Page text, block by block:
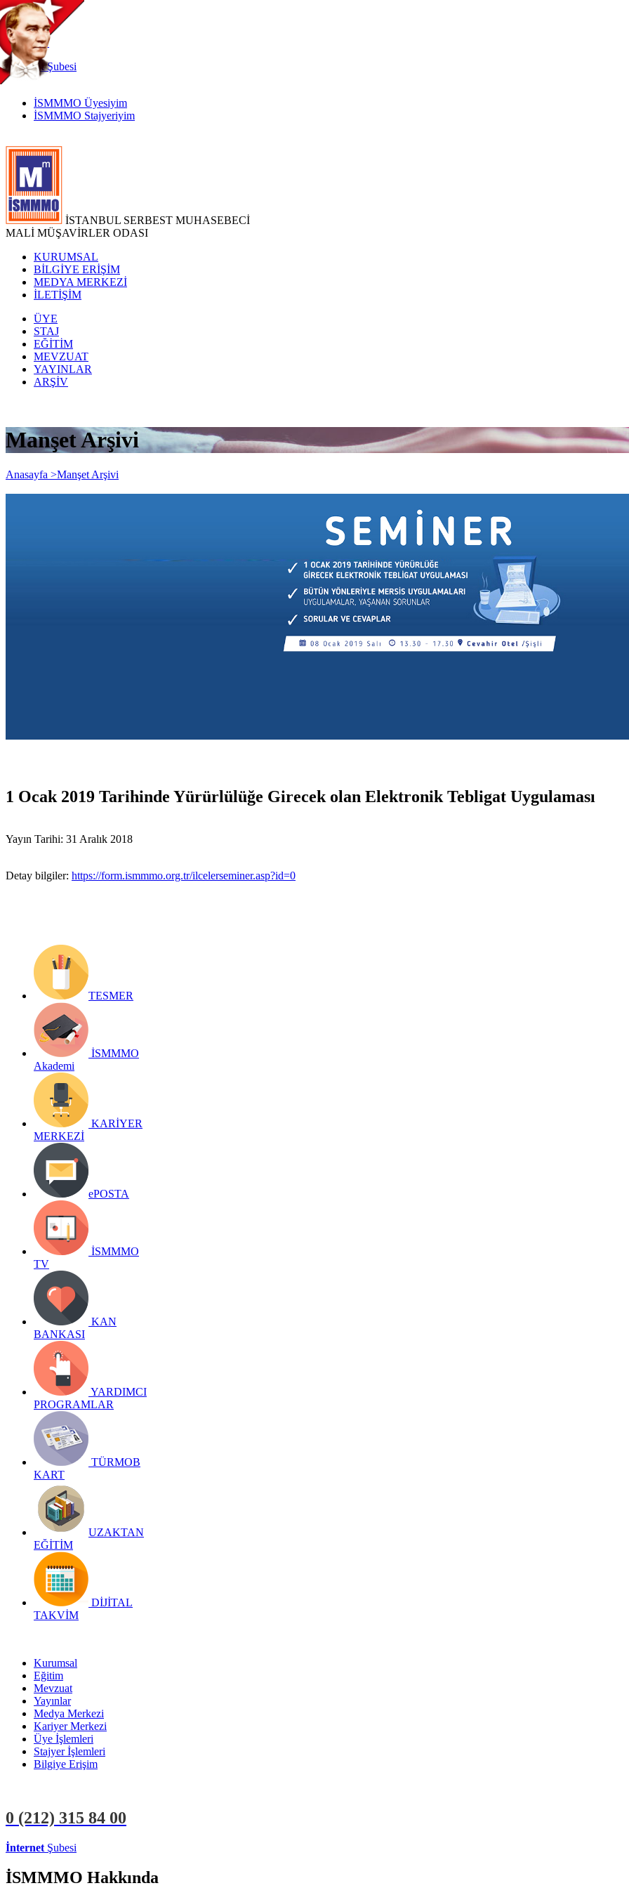
TR
|
EN
İnternetŞubesi
İSMMMO Üyesiyim
İSMMMO Stajyeriyim
İSTANBUL SERBEST MUHASEBECİ
MALİ MÜŞAVİRLER ODASI
KURUMSAL
BİLGİYE ERİŞİM
MEDYA MERKEZİ
İLETİŞİM
ÜYE
STAJ
EĞİTİM
MEVZUAT
YAYINLAR
ARŞİV
Manşet Arşivi
Anasayfa >Manşet Arşivi
1 Ocak 2019 Tarihinde Yürürlülüğe Girecek olan Elektronik Tebligat Uygulaması
Yayın Tarihi: 31 Aralık 2018
Detay bilgiler: https://form.ismmmo.org.tr/ilcelerseminer.asp?id=0
TESMER
İSMMMO
Akademi
KARİYER
MERKEZİ
ePOSTA
İSMMMO
TV
KAN
BANKASI
YARDIMCI
PROGRAMLAR
TÜRMOB
KART
UZAKTAN
EĞİTİM
DİJİTAL
TAKVİM
Kurumsal
Eğitim
Mevzuat
Yayınlar
Medya Merkezi
Kariyer Merkezi
Üye İşlemleri
Stajyer İşlemleri
Bilgiye Erişim
0 (212) 315 84 00
İnternet Şubesi
İSMMMO Hakkında